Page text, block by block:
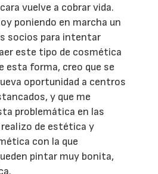
vuelve a cobrar vida.
poniendo en marcha un
socios para intentar
este tipo de cosmética
esta forma, creo que se
oportunidad a centros
y que me
problemática en las
de estética y
con la que
pintar muy bonita,